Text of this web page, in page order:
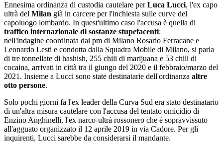
Ennesima ordinanza di custodia cautelare perLuca Lucci, l'ex capo
ultrà del Milan già in carcere per l'inchiesta sulle curve del
capoluogo lombardo. In quest'ultimo caso l'accusa è quella di
traffico internazionale di sostanze stupefacenti:
nell'indagine coordinata dai pm di Milano Rosario Ferracane e
Leonardo Lesti e condotta dalla Squadra Mobile di Milano, si parla
di tre tonnellate di hashish, 255 chili di marijuana e 53 chili di
cocaina, arrivati in città tra il giungo del 2020 e il febbraio/marzo del
2021. Insieme a Lucci sono state destinatarie dell'ordinanza altre
otto persone.
Solo pochi giorni fa l'ex leader della Curva Sud era stato destinatario
di un'altra misura cautelare con l'accusa del tentato omicidio di
Enzino Anghinelli, l'ex narco-ultrà rossonero che è sopravvissuto
all'agguato organizzato il 12 aprile 2019 in via Cadore. Per gli
inquirenti, Lucci sarebbe da considerarsi il mandante.